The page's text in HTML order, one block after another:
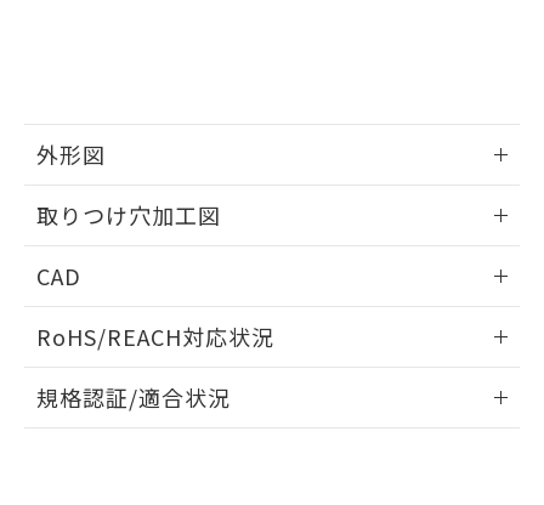
外形図
取りつけ穴加工図
CAD
ドすることができます。
ログイン/会員登録
RoHS/REACH対応状況
EU RoHS 注意事項・凡例
規格認証/適合状況
品・サービスに関するお客様との取
の共同利用に関して"
用者の範囲」に記載されている法人を
EU RoHS指令（10物質）の非含有証明書
51物質の非含有証明書（当社基準）
※本証明書は発行日時点で非含有を証明す
物質の対応では、対応完了までの期間は出
荷製品に未対応品が混在することから備考
欄に対応日を記載しておりました。
既に当社にて対応品への在庫切替を完了